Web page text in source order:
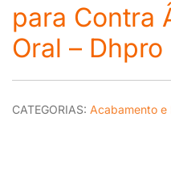
para Contra
Oral – Dhpro
CATEGORIAS: Acabamento e